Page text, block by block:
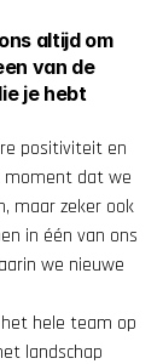
altijd om
van de
je hebt
positiviteit en
moment dat we
maar zeker ook
in één van ons
we nieuwe
hele team op
landschap